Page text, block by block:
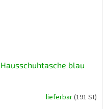
Hausschuhtasche blau
lieferbar(191 St)